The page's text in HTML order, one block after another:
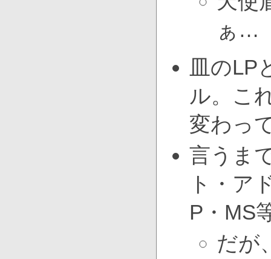
ぁ…
皿のLP
ル。こ
変わっ
言うま
ト・ア
P・MS
だが